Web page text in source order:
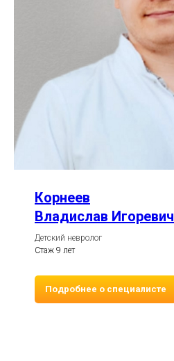
Корнеев
Владислав Игоревич
Детский невролог
Стаж 9 лет
Подробнее о специалисте